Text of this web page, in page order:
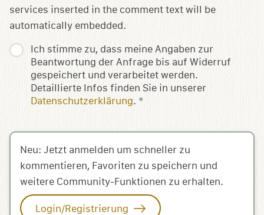
Ich stimme zu, dass meine Angaben zur
Beantwortung der Anfrage bis auf Widerruf
gespeichert und verarbeitet werden.
Detaillierte Infos finden Sie in unserer
Datenschutzerklärung. *
services inserted in the comment text will be
automatically embedded.
Neu: Jetzt anmelden um schneller zu
kommentieren, Favoriten zu speichern und
weitere Community-Funktionen zu erhalten.
Login/Registrierung